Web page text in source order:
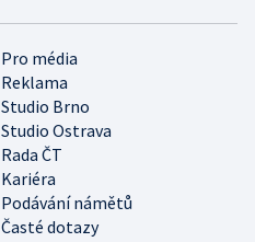
Pro média
Reklama
Studio Brno
Studio Ostrava
Rada ČT
Kariéra
Podávání námětů
Časté dotazy